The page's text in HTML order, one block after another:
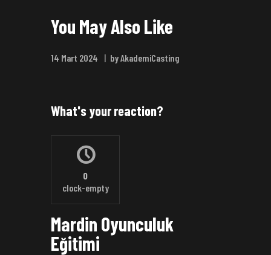
You May Also Like
14 Mart 2024 by AkademiCasting
What's your reaction?
0
clock-empty
Mardin Oyunculuk
Eğitimi